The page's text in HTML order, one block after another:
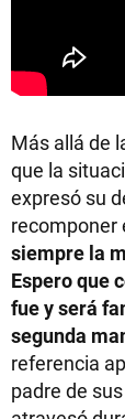
Más allá de
que la
expresó su
recomponer
siempre la
Espero que
fue y será
segunda
referencia
padre de